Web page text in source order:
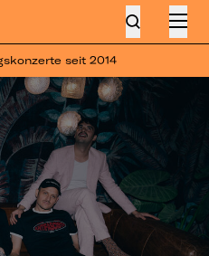
seit 2014